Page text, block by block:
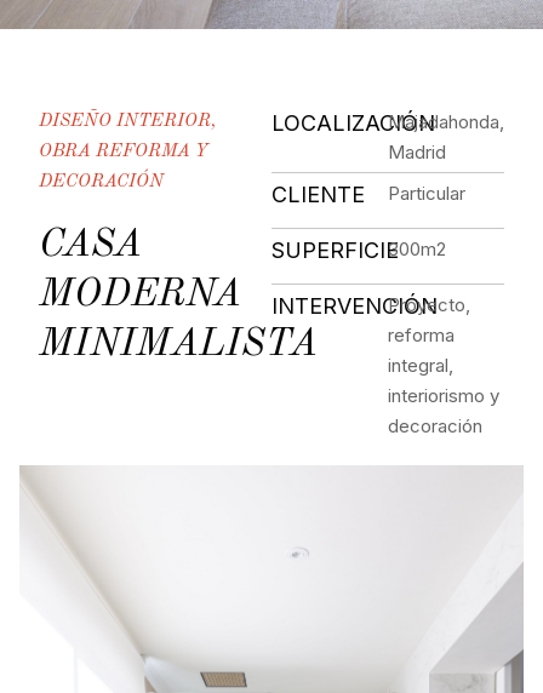
DISEÑO INTERIOR,
OBRA REFORMA Y
DECORACIÓN
CASA
MODERNA
MINIMALISTA
LOCALIZACIÓNMajadahonda,
Madrid
CLIENTE Particular
SUPERFICIE300m2
INTERVENCIÓN
Proyecto,
reforma
integral,
interiorismo y
decoración